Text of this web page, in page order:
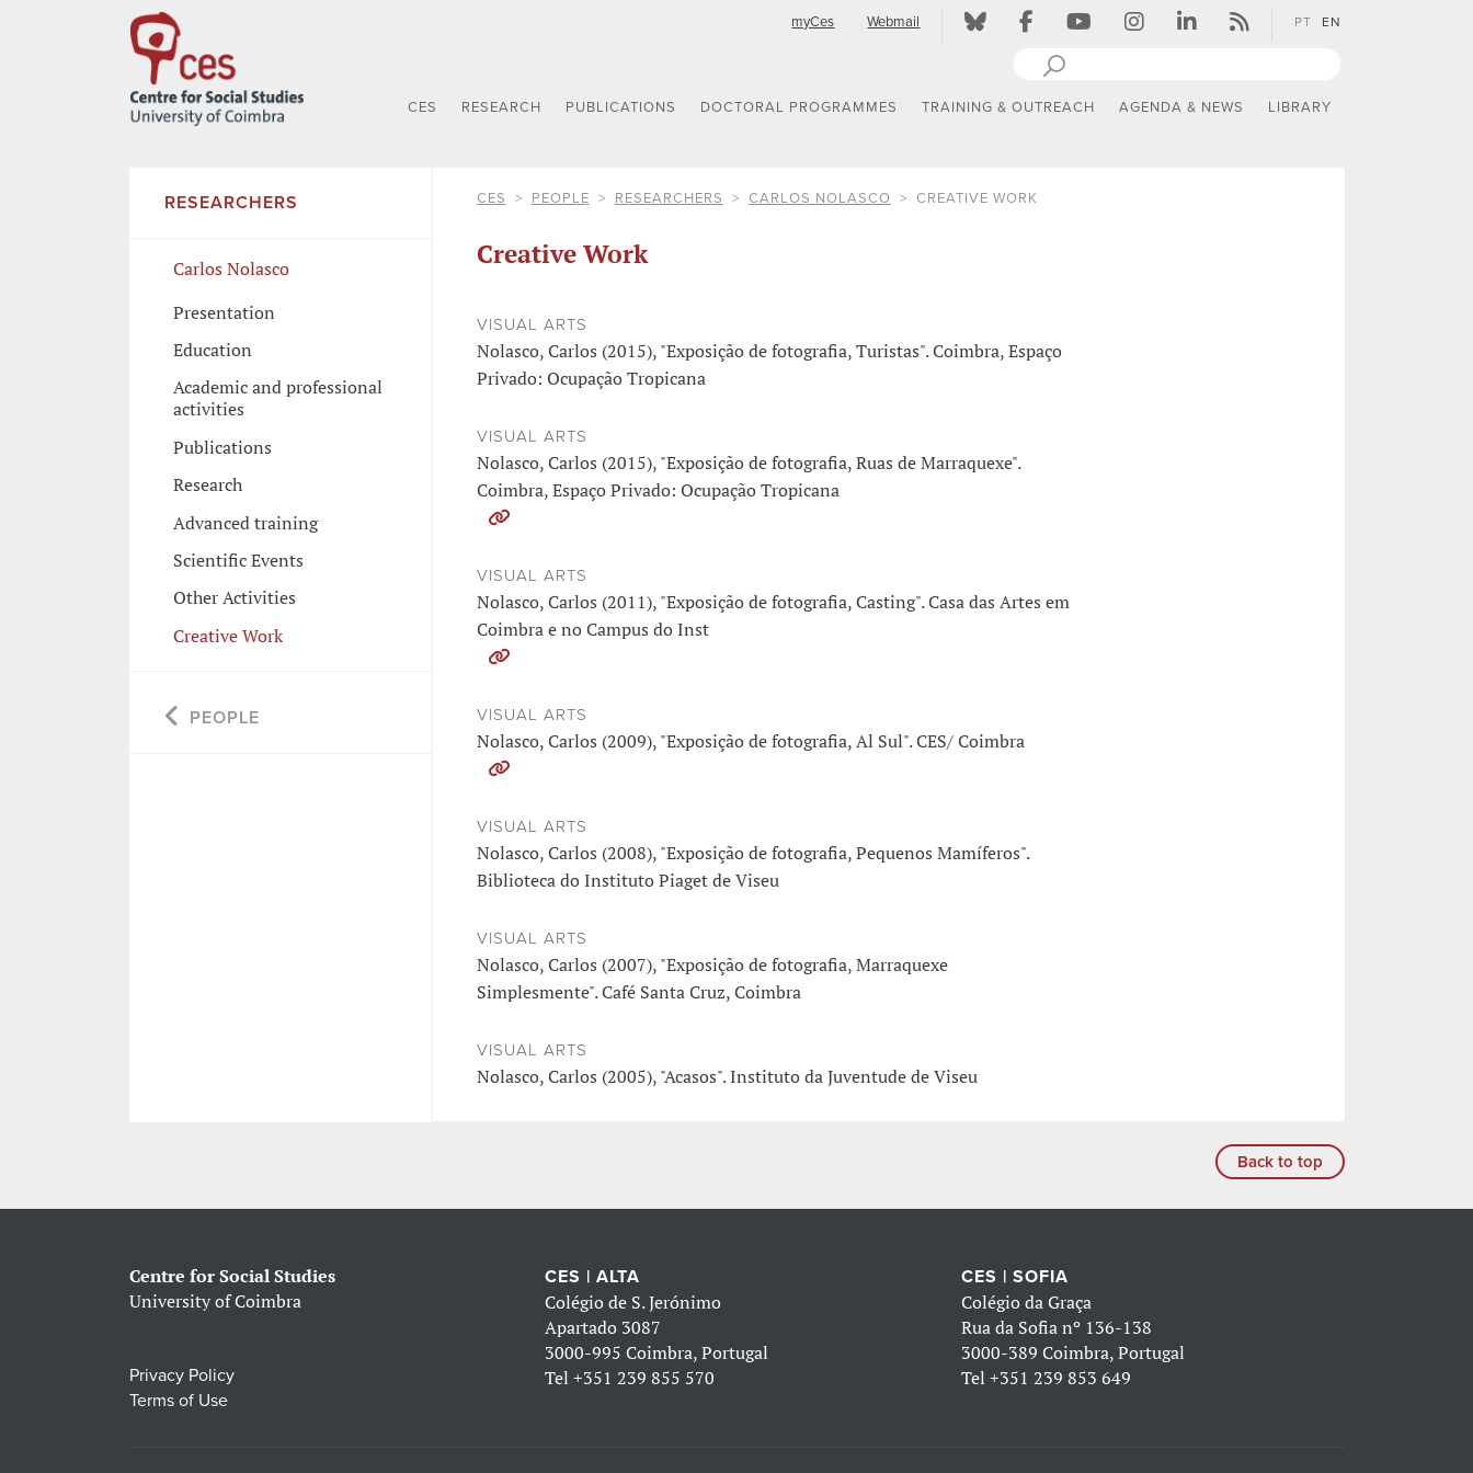
myCes Webmail PT EN
CES RESEARCH PUBLICATIONS DOCTORAL PROGRAMMES TRAINING & OUTREACH AGENDA & NEWS LIBRARY
RESEARCHERS
Carlos Nolasco
Presentation
Education
Academic and professional
activities
Publications
Research
Advanced training
Scientific Events
Other Activities
Creative Work
PEOPLE
CES PEOPLE RESEARCHERS CARLOS NOLASCO CREATIVE WORK
Creative Work
VISUAL ARTS
Nolasco, Carlos (2015), "Exposição de fotografia, Turistas". Coimbra, Espaço
Privado: Ocupação Tropicana
VISUAL ARTS
Nolasco, Carlos (2015), "Exposição de fotografia, Ruas de Marraquexe".
Coimbra, Espaço Privado: Ocupação Tropicana
VISUAL ARTS
Nolasco, Carlos (2011), "Exposição de fotografia, Casting". Casa das Artes em
Coimbra e no Campus do Inst
VISUAL ARTS
Nolasco, Carlos (2009), "Exposição de fotografia, Al Sul". CES/ Coimbra
VISUAL ARTS
Nolasco, Carlos (2008), "Exposição de fotografia, Pequenos Mamíferos".
Biblioteca do Instituto Piaget de Viseu
VISUAL ARTS
Nolasco, Carlos (2007), "Exposição de fotografia, Marraquexe
Simplesmente". Café Santa Cruz, Coimbra
VISUAL ARTS
Nolasco, Carlos (2005), "Acasos". Instituto da Juventude de Viseu
Back to top
Centre for Social Studies
University of Coimbra
Privacy Policy
Terms of Use
CES | ALTA
Colégio de S. Jerónimo
Apartado 3087
3000-995 Coimbra, Portugal
Tel+351 239 855 570
CES | SOFIA
Colégio da Graça
Rua da Sofia nº 136-138
3000-389 Coimbra, Portugal
Tel +351 239 853 649